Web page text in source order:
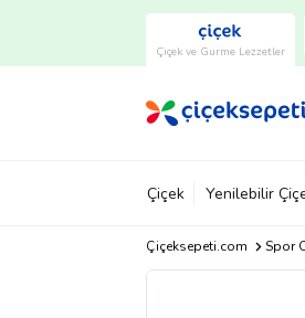
Çiçek ve Gurme Lezzetler
Çiçek Yenilebilir
Çiçeksepeti.com Spor